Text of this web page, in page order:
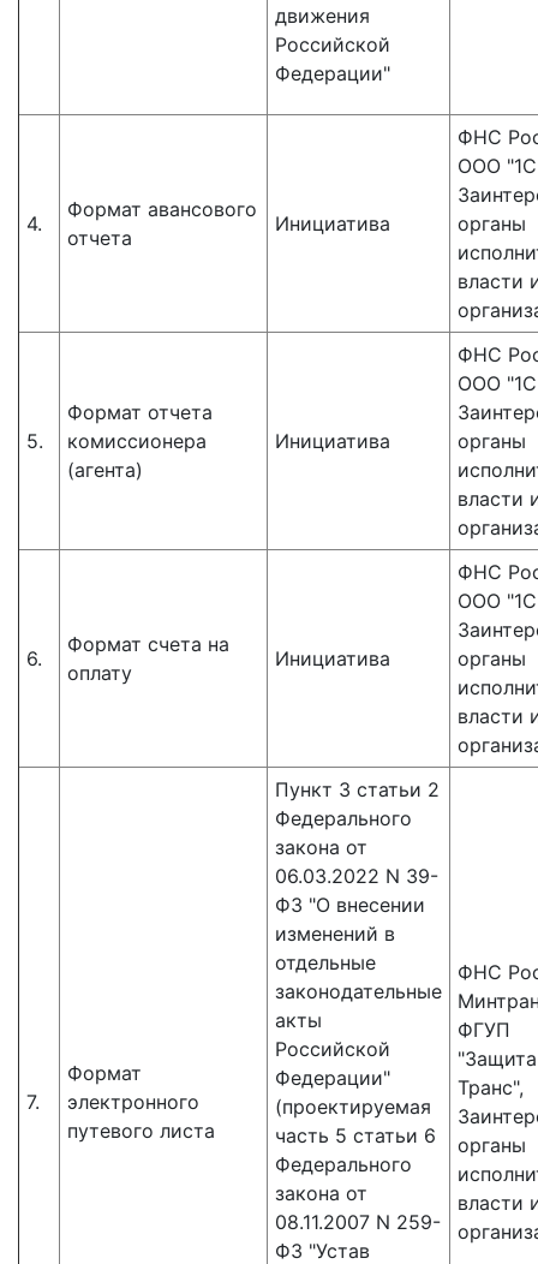
движения
Российской
Федерации"
4.
Формат авансового
отчета
Инициатива
ФНС
ООО
органы
власти
5.
Формат отчета
комиссионера
(агента)
Инициатива
ФНС
ООО
органы
власти
6.
Формат счета на
оплату
Инициатива
ФНС
ООО
органы
власти
7.
Формат
электронного
путевого листа
Пункт 3 статьи 2
Федерального
закона от
06.03.2022 N 39-
ФЗ "О внесении
изменений в
отдельные
законодательные
акты
Российской
Федерации"
(проектируемая
часть 5 статьи 6
Федерального
закона от
08.11.2007 N 259-
ФЗ "Устав
ФНС
ФГУП
Транс",
органы
власти